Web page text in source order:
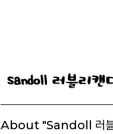
About "Sandoll 러블